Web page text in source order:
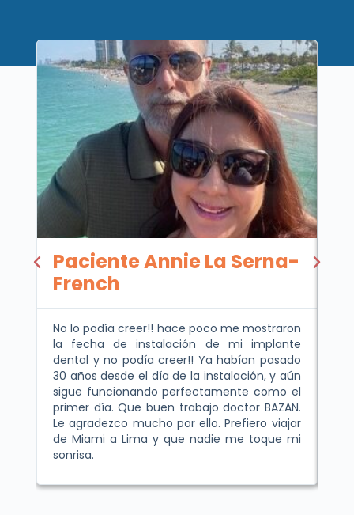
Paciente Annie La Serna-
French
No lo podía creer!! hace poco me mostraron
la fecha de instalación de mi implante
dental y no podía creer!! Ya habían pasado
30 años desde el día de la instalación, y aún
sigue funcionando perfectamente como el
primer día. Que buen trabajo doctor BAZAN.
Le agradezco mucho por ello. Prefiero viajar
de Miami a Lima y que nadie me toque mi
sonrisa.